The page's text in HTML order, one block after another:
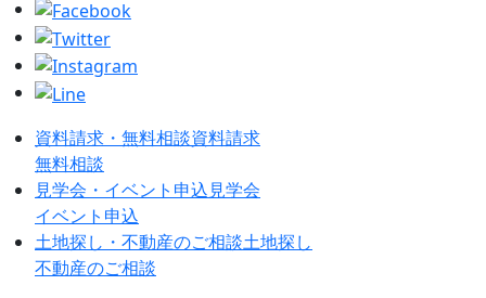
資料請求・無料相談資料請求
無料相談
見学会・イベント申込見学会
イベント申込
土地探し・不動産のご相談土地探し
不動産のご相談